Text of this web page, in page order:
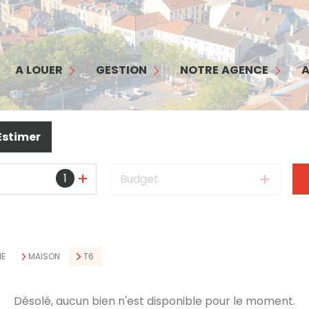
A LOUER
MAISON
APPARTEMENT
COMMERCES/ BUREAUX
GARAGE
TERRAIN
BIENS LOUÉS
GESTION
GESTION
INTERFACE PROPRIÉTAIRE
INTERFACE LOCATAIRE
NOTRE AGENCE
NOTRE AGENCE
NOTRE ÉQUIPE
NOS SERVICES
1 Budget
MAISON T6
Désolé, aucun bien n'est disponible pour le moment.